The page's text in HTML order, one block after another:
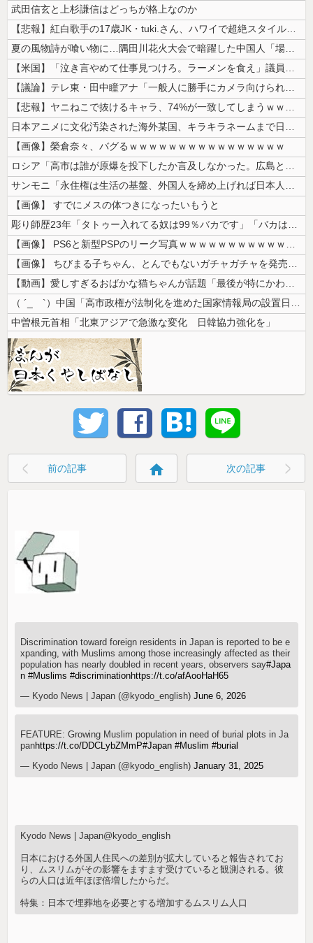
武田信玄と上杉謙信はどっちが格上なのか
【悲報】紅白歌手の17歳JK・tuki.さん、ハワイで超絶スタイルを晒...
夏の風物詩が喰い物に…隅田川花火大会で暗躍した中国人「場所取り転売ヤー...
【米国】「泣き言やめて仕事見つけろ。ラーメンを食え」議員らの投稿にバン...
【議論】テレ東・田中瞳アナ「一般人に勝手にカメラ向けられて恐怖を感じる...
【悲報】ヤニねこで抜けるキャラ、74%が一致してしまうｗｗｗｗｗ
日本アニメに文化汚染された海外某国、キラキラネームまで日本風の”あれ”...
【画像】榮倉奈々、バグるｗｗｗｗｗｗｗｗｗｗｗｗｗｗｗｗ
ロシア「高市は誰が原爆を投下したか言及しなかった。広島と長崎に落ちたの...
サンモニ「永住権は生活の基盤、外国人を締め上げれば日本人が生きやすくな...
【画像】 すでにメスの体つきになったいもうと
彫り師歴23年「タトゥー入れてる奴は99％バカです」「バカは5000円...
【画像】 PS6と新型PSPのリーク写真ｗｗｗｗｗｗｗｗｗｗｗｗｗｗｗ...
【画像】 ちびまる子ちゃん、とんでもないガチャガチャを発売してしまうｗ...
【動画】愛しすぎるおばかな猫ちゃんが話題「最後が特にかわいいｗ」
（ ´_ゝ`）中国「高市政権が法制化を進めた国家情報局の設置日が7月3...
中曽根元首相「北東アジアで急激な変化 日韓協力強化を」
前の記事 home 次の記事
Discrimination toward foreign residents in Japan is reported to be e
xpanding, with Muslims among those increasingly affected as their
population has nearly doubled in recent years, observers say#Japa
n #Muslims #discriminationhttps://t.co/afAooHaH65
— Kyodo News | Japan (@kyodo_english)June 6, 2026
FEATURE: Growing Muslim population in need of burial plots in Ja
panhttps://t.co/DDCLybZMmP#Japan #Muslim #burial
— Kyodo News | Japan (@kyodo_english)January 31, 2025
Kyodo News | Japan@kyodo_english
日本における外国人住民への差別が拡大していると報告されてお
り、ムスリムがその影響をますます受けていると観測される。彼
らの人口は近年ほぼ倍増したからだ。
特集：日本で埋葬地を必要とする増加するムスリム人口